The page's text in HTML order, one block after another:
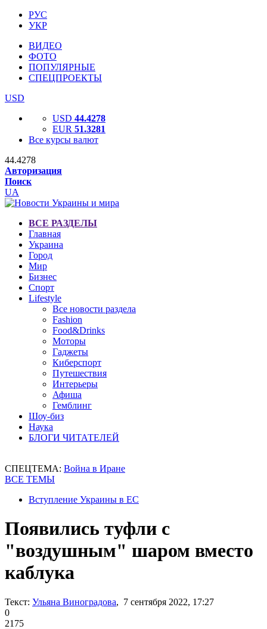
РУС
УКР
ВИДЕО
ФОТО
ПОПУЛЯРНЫЕ
СПЕЦПРОЕКТЫ
USD
USD 44.4278
EUR 51.3281
Все курсы валют
44.4278
Авторизация
Поиск
UA
ВСЕ РАЗДЕЛЫ
Главная
Украина
Город
Мир
Бизнес
Спорт
Lifestyle
Все новости раздела
Fashion
Food&Drinks
Моторы
Гаджеты
Киберспорт
Путешествия
Интерьеры
Афиша
Гемблинг
Шоу-биз
Наука
БЛОГИ ЧИТАТЕЛЕЙ
СПЕЦТЕМА: Война в Иране
ВСЕ ТЕМЫ
Вступление Украины в ЕС
Появились туфли с
"воздушным" шаром вместо
каблука
Текст: Ульяна Виноградова, 7 сентября 2022, 17:27
0
2175